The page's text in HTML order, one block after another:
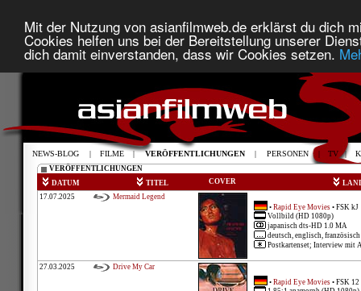
Mit der Nutzung von asianfilmweb.de erklärst du dich
Cookies helfen uns bei der Bereitstellung unserer
dich damit einverstanden, dass wir Cookies setzen.
NEWS-BLOG | FILME | VERÖFFENTLICHUNGEN | PERSONEN | TV |
VERÖFFENTLICHUNGEN
DATUM
TITEL COVER
17.07.2025
Mermaid Legend
• Rapid Eye Movies • FSK kJ
Vollbild (HD 1080p)
japanisch dts-HD 1.0 MA
deutsch, englisch, französisch
Postkartenset; Interview mit
27.03.2025
Drive My Car
• Rapid Eye Movies • FSK 12